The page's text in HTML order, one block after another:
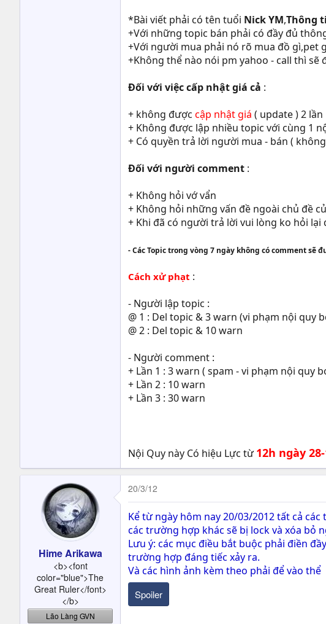
*Bài viết phải có tên tuổi Nick YM,Thông
+Với những topic bán phải có đầy đủ
+Với người mua phải nó rõ mua đồ gì,pet
+Không thể nào nói pm yahoo - call thì sẽ
Đối với việc cấp nhật giá cả :
+ không được cập nhật giá ( update ) 2 lần
+ Không được lập nhiều topic với cùng 1
+ Có quyền trả lời người mua - bán (
Đối với người comment :
+ Không hỏi vớ vẩn
+ Không hỏi những vấn đề ngoài chủ đề
+ Khi đã có người trả lời vui lòng ko hỏi lại
- Các Topic trong vòng 7 ngày không có comment sẽ
Cách xử phạt :
- Người lập topic :
@ 1 : Del topic & 3 warn (vi phạm nội quy
@ 2 : Del topic & 10 warn
- Người comment :
+ Lần 1 : 3 warn ( spam - vi phạm nội quy
+ Lần 2 : 10 warn
+ Lần 3 : 30 warn
Nội Quy này Có hiệu Lực từ12h ngày
Hime Arikawa
<b><font
color="blue">The
Great Ruler</font>
</b>
Lão Làng GVN
20/3/12
Kể từ ngày hôm nay 20/03/2012 tất cả
các trường hợp khác sẽ bị lock và xóa bỏ
Lưu ý: các mục điều bắt buộc phải điền
trường hợp đáng tiếc xảy ra.
Và các hình ảnh kèm theo phải để vào thể
Spoiler